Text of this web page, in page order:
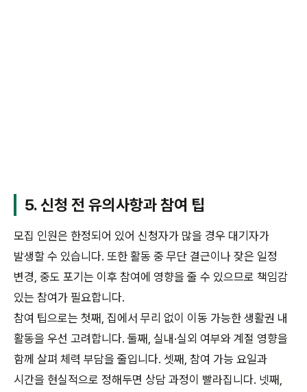
5. 신청 전 유의사항과 참여 팁
모집 인원은 한정되어 있어 신청자가 많을 경우 대기자가
발생할 수 있습니다. 또한 활동 중 무단 결근이나 잦은 일정
변경, 중도 포기는 이후 참여에 영향을 줄 수 있으므로 책임감
있는 참여가 필요합니다.
참여 팁으로는 첫째, 집에서 무리 없이 이동 가능한 생활권 내
활동을 우선 고려합니다. 둘째, 실내·실외 여부와 계절 영향을
함께 살펴 체력 부담을 줄입니다. 셋째, 참여 가능 요일과
시간을 현실적으로 정해두면 상담 과정이 빨라집니다. 넷째,